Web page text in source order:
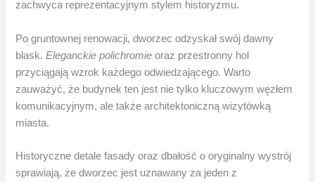
zachwyca reprezentacyjnym stylem historyzmu.
Po gruntownej renowacji, dworzec odzyskał swój dawny
blask.Eleganckie polichromie oraz przestronny hol
przyciągają wzrok każdego odwiedzającego. Warto
zauważyć, że budynek ten jest nie tylko kluczowym węzłem
komunikacyjnym, ale także architektoniczną wizytówką
miasta.
Historyczne detale fasady oraz dbałość o oryginalny wystrój
sprawiają, że dworzec jest uznawany za jeden z